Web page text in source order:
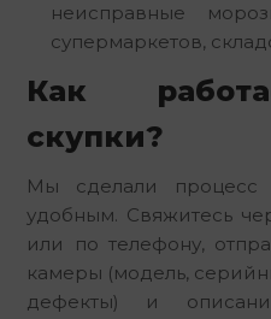
неисправные
супермаркетов,
Как
скупки?
Мы сделали процесс
удобным. Свяжитесь
или по телефону,
камеры (модель,
дефекты) и